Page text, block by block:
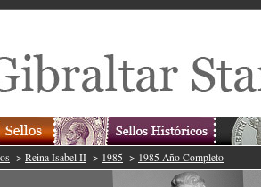
-> Reina Isabel II -> 1985 -> 1985 Año Completo